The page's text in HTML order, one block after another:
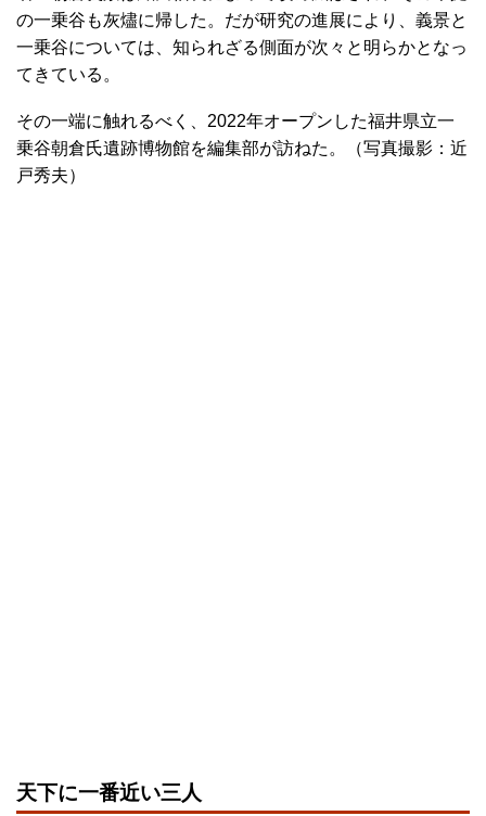
の一乗谷も灰燼に帰した。だが研究の進展により、義景と
一乗谷については、知られざる側面が次々と明らかとなっ
てきている。
その一端に触れるべく、2022年オープンした福井県立一
乗谷朝倉氏遺跡博物館を編集部が訪ねた。（写真撮影：近
戸秀夫）
天下に一番近い三人